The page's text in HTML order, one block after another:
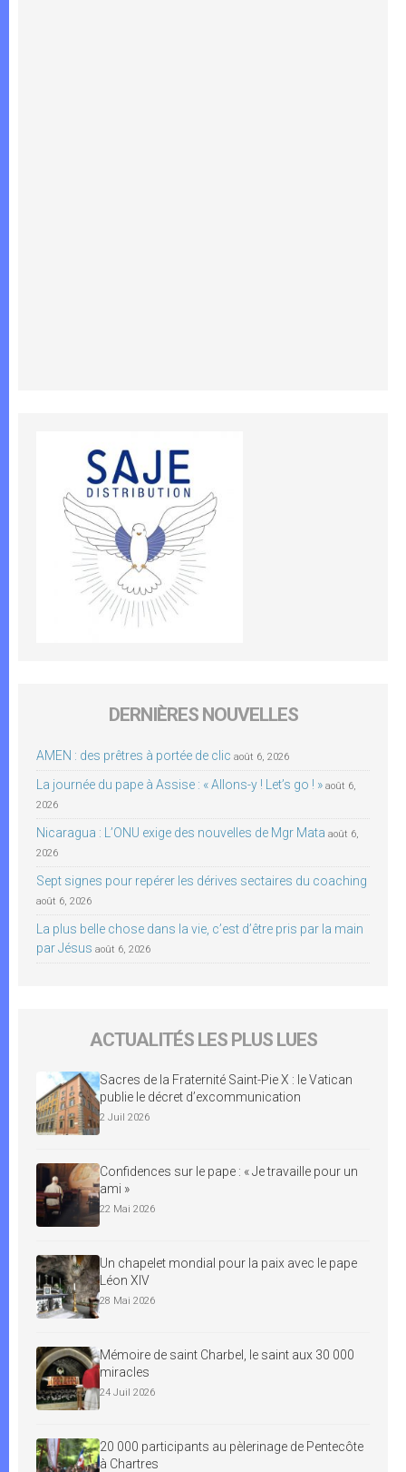
DERNIÈRES NOUVELLES
AMEN : des prêtres à portée de clic août 6, 2026
La journée du pape à Assise : « Allons-y ! Let’s go ! » août 6,
2026
Nicaragua : L’ONU exige des nouvelles de Mgr Mata août 6,
2026
Sept signes pour repérer les dérives sectaires du coaching
août 6, 2026
La plus belle chose dans la vie, c’est d’être pris par la main
par Jésus août 6, 2026
ACTUALITÉS LES PLUS LUES
Sacres de la Fraternité Saint-Pie X : le Vatican
publie le décret d’excommunication
2 Juil 2026
Confidences sur le pape : « Je travaille pour un
ami »
22 Mai 2026
Un chapelet mondial pour la paix avec le pape
Léon XIV
28 Mai 2026
Mémoire de saint Charbel, le saint aux 30 000
miracles
24 Juil 2026
20 000 participants au pèlerinage de Pentecôte
à Chartres